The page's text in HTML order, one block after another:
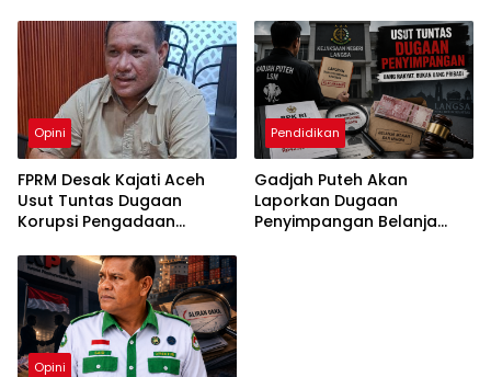
Opini
FPRM Desak Kajati Aceh
Usut Tuntas Dugaan
Korupsi Pengadaan
Langsa
Pendidikan
Gadjah Puteh Akan
Laporkan Dugaan
Penyimpangan Belanja
Opini